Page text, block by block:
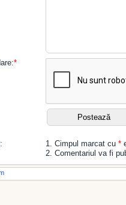
*
1. Cimpul marcat cu *
2. Comentariul va fi